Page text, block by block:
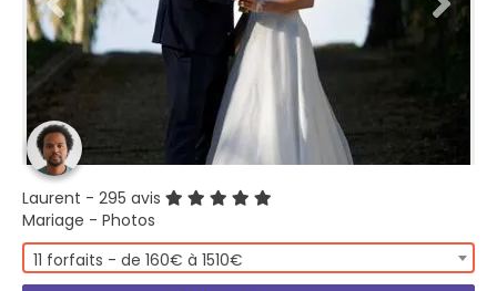
Laurent - 295 avis
Mariage - Photos
11 forfaits - de 160€ à 1510€